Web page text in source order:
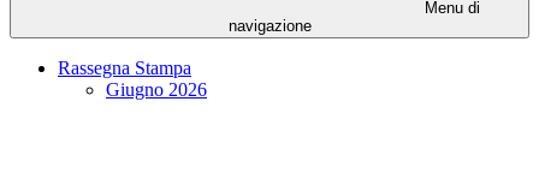
Menu di
navigazione
Rassegna Stampa
Giugno 2026